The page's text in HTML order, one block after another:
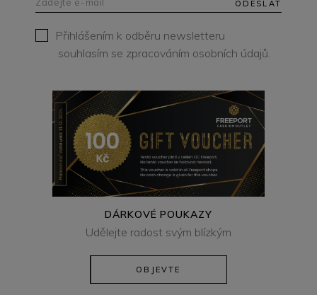
ODESLAT
Přihlášením k odběru newsletteru
souhlasím se zpracováním osobních údajů.
DÁRKOVÉ POUKAZY
Udělejte radost svým blízkým
OBJEVTE